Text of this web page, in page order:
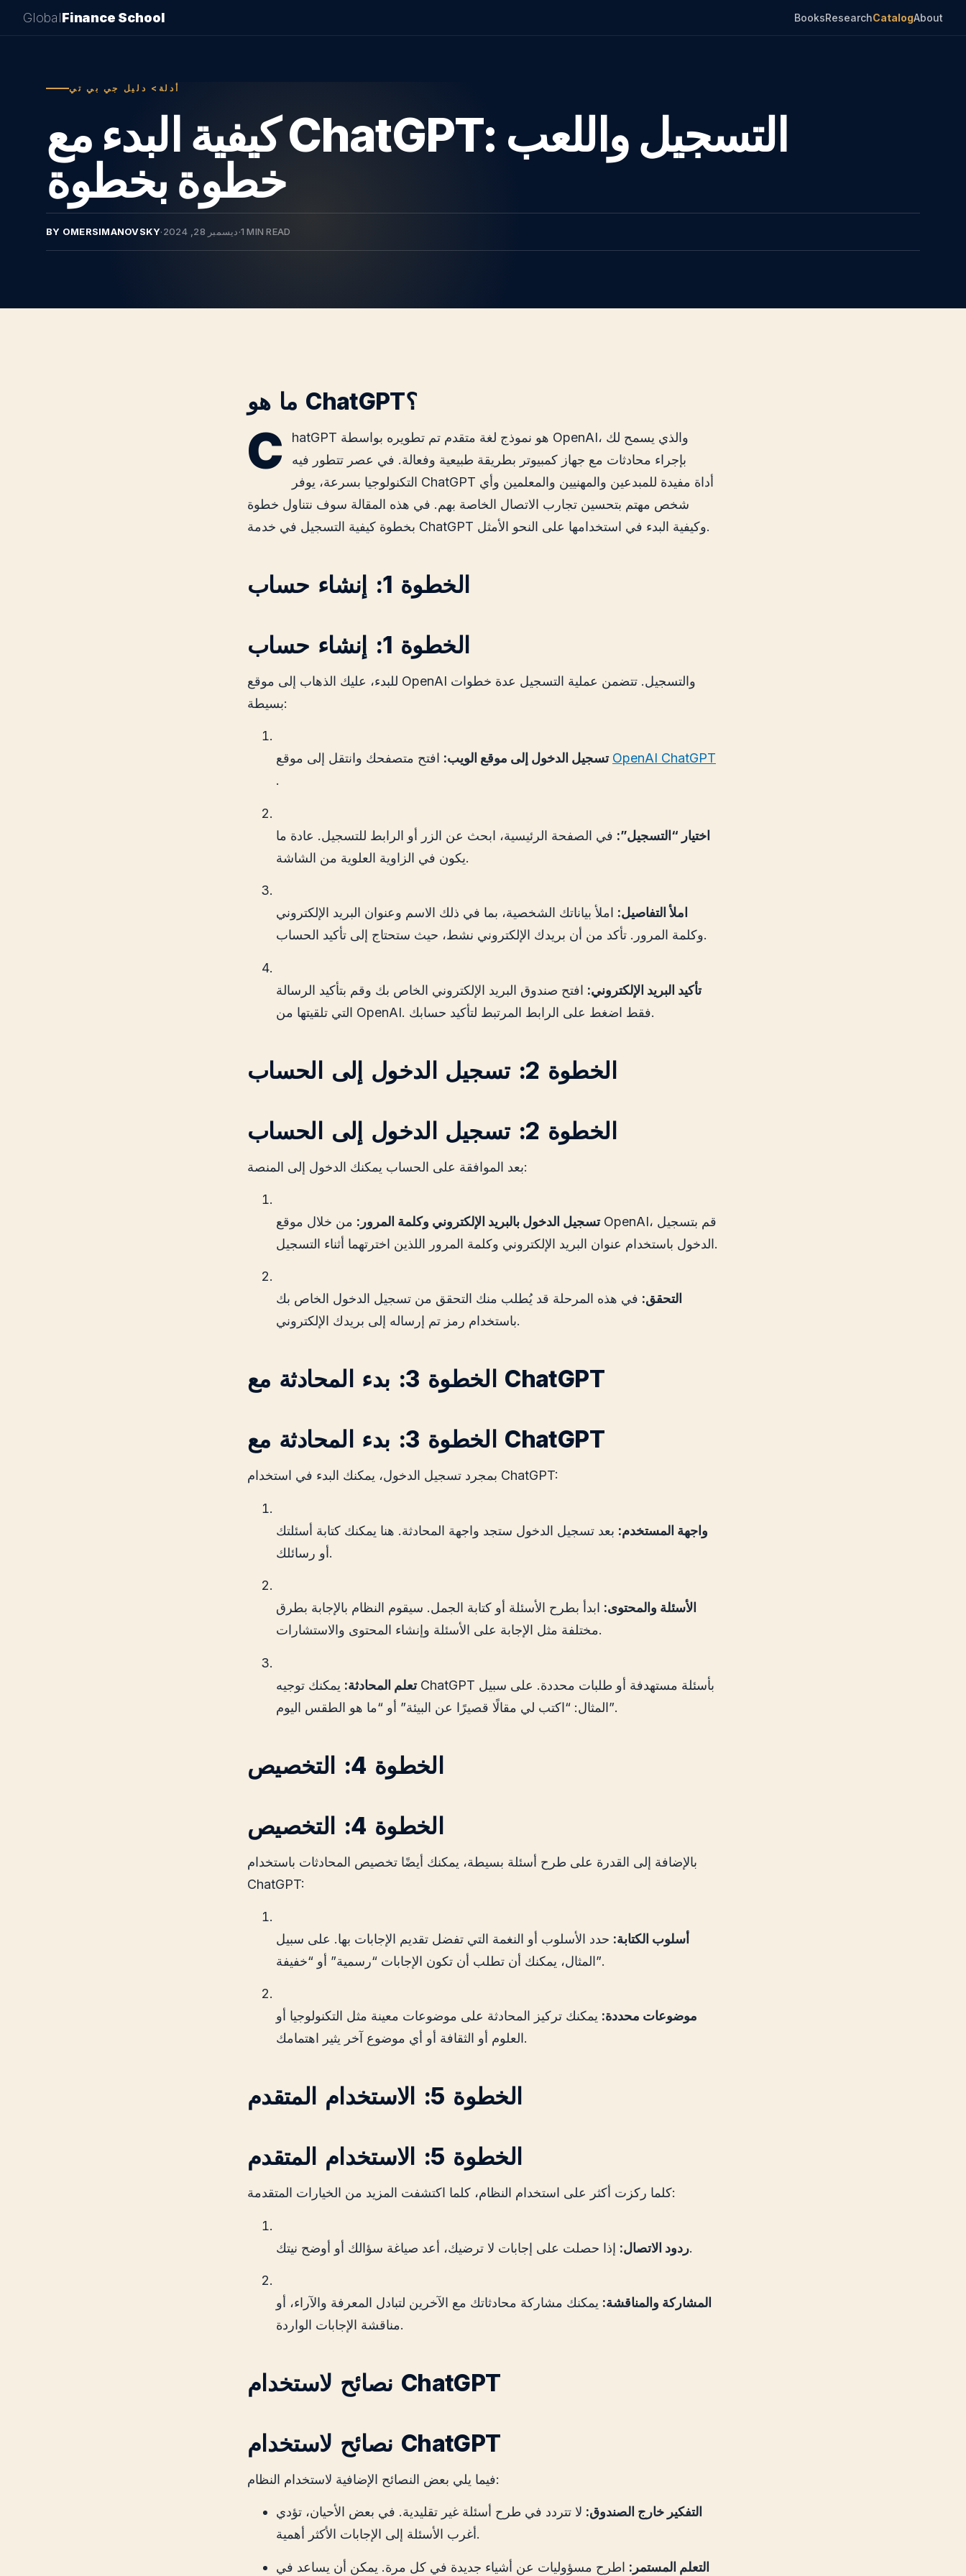
GlobalFinance School BooksResearchCatalogAbout
أدلة> دليل جي بي تي
كيفية البدء مع ChatGPT: التسجيل واللعب
خطوة بخطوة
BY OMERSIMANOVSKY· ديسمبر 28, 2024·1 MIN READ
ما هو ChatGPT؟
C
hatGPT هو نموذج لغة متقدم تم تطويره بواسطة OpenAI، والذي يسمح لك
بإجراء محادثات مع جهاز كمبيوتر بطريقة طبيعية وفعالة. في عصر تتطور فيه
التكنولوجيا بسرعة، يوفر ChatGPT أداة مفيدة للمبدعين والمهنيين والمعلمين وأي
شخص مهتم بتحسين تجارب الاتصال الخاصة بهم. في هذه المقالة سوف نتناول خطوة
بخطوة كيفية التسجيل في خدمة ChatGPT وكيفية البدء في استخدامها على النحو الأمثل.
الخطوة 1: إنشاء حساب
الخطوة 1: إنشاء حساب
للبدء، عليك الذهاب إلى موقع OpenAI والتسجيل. تتضمن عملية التسجيل عدة خطوات
بسيطة:
تسجيل الدخول إلى موقع الويب:افتح متصفحك وانتقل إلى موقع OpenAI ChatGPT
.
اختيار “التسجيل”: في الصفحة الرئيسية، ابحث عن الزر أو الرابط للتسجيل. عادة ما
يكون في الزاوية العلوية من الشاشة.
املأ التفاصيل: املأ بياناتك الشخصية، بما في ذلك الاسم وعنوان البريد الإلكتروني
وكلمة المرور. تأكد من أن بريدك الإلكتروني نشط، حيث ستحتاج إلى تأكيد الحساب.
تأكيد البريد الإلكتروني: افتح صندوق البريد الإلكتروني الخاص بك وقم بتأكيد الرسالة
التي تلقيتها من OpenAI. فقط اضغط على الرابط المرتبط لتأكيد حسابك.
الخطوة 2: تسجيل الدخول إلى الحساب
الخطوة 2: تسجيل الدخول إلى الحساب
بعد الموافقة على الحساب يمكنك الدخول إلى المنصة:
تسجيل الدخول بالبريد الإلكتروني وكلمة المرور: من خلال موقع OpenAI، قم بتسجيل
الدخول باستخدام عنوان البريد الإلكتروني وكلمة المرور اللذين اخترتهما أثناء التسجيل.
التحقق: في هذه المرحلة قد يُطلب منك التحقق من تسجيل الدخول الخاص بك
باستخدام رمز تم إرساله إلى بريدك الإلكتروني.
الخطوة 3: بدء المحادثة مع ChatGPT
الخطوة 3: بدء المحادثة مع ChatGPT
بمجرد تسجيل الدخول، يمكنك البدء في استخدام ChatGPT:
واجهة المستخدم: بعد تسجيل الدخول ستجد واجهة المحادثة. هنا يمكنك كتابة أسئلتك
أو رسائلك.
الأسئلة والمحتوى: ابدأ بطرح الأسئلة أو كتابة الجمل. سيقوم النظام بالإجابة بطرق
مختلفة مثل الإجابة على الأسئلة وإنشاء المحتوى والاستشارات.
تعلم المحادثة: يمكنك توجيه ChatGPT بأسئلة مستهدفة أو طلبات محددة. على سبيل
المثال: “اكتب لي مقالًا قصيرًا عن البيئة” أو “ما هو الطقس اليوم”.
الخطوة 4: التخصيص
الخطوة 4: التخصيص
بالإضافة إلى القدرة على طرح أسئلة بسيطة، يمكنك أيضًا تخصيص المحادثات باستخدام
ChatGPT:
أسلوب الكتابة: حدد الأسلوب أو النغمة التي تفضل تقديم الإجابات بها. على سبيل
المثال، يمكنك أن تطلب أن تكون الإجابات “رسمية” أو “خفيفة”.
موضوعات محددة: يمكنك تركيز المحادثة على موضوعات معينة مثل التكنولوجيا أو
العلوم أو الثقافة أو أي موضوع آخر يثير اهتمامك.
الخطوة 5: الاستخدام المتقدم
الخطوة 5: الاستخدام المتقدم
كلما ركزت أكثر على استخدام النظام، كلما اكتشفت المزيد من الخيارات المتقدمة:
ردود الاتصال:إذا حصلت على إجابات لا ترضيك، أعد صياغة سؤالك أو أوضح نيتك.
المشاركة والمناقشة: يمكنك مشاركة محادثاتك مع الآخرين لتبادل المعرفة والآراء، أو
مناقشة الإجابات الواردة.
نصائح لاستخدام ChatGPT
نصائح لاستخدام ChatGPT
فيما يلي بعض النصائح الإضافية لاستخدام النظام:
التفكير خارج الصندوق: لا تتردد في طرح أسئلة غير تقليدية. في بعض الأحيان، تؤدي
أغرب الأسئلة إلى الإجابات الأكثر أهمية.
التعلم المستمر: اطرح مسؤوليات عن أشياء جديدة في كل مرة. يمكن أن يساعد في